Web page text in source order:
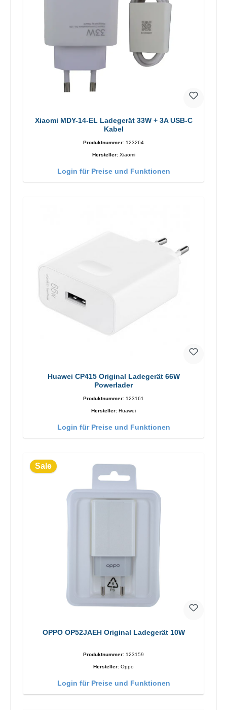
Xiaomi MDY-14-EL Ladegerät 33W + 3A USB-C
Kabel
Produktnummer: 123264
Hersteller: Xiaomi
Login für Preise und Funktionen
Huawei CP415 Original Ladegerät 66W
Powerlader
Produktnummer: 123161
Hersteller: Huawei
Login für Preise und Funktionen
Sale
OPPO OP52JAEH Original Ladegerät 10W
Produktnummer: 123159
Hersteller: Oppo
Login für Preise und Funktionen